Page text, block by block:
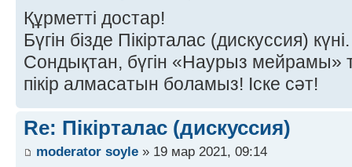
Құрметті достар!
Бүгін бізде Пікірталас (дискуссия) күні.
Сондықтан, бүгін «Наурыз мейрамы»
пікір алмасатын боламыз! Іске сәт!
Re: Пікірталас (дискуссия)
moderator soyle » 19 мар 2021, 09:14